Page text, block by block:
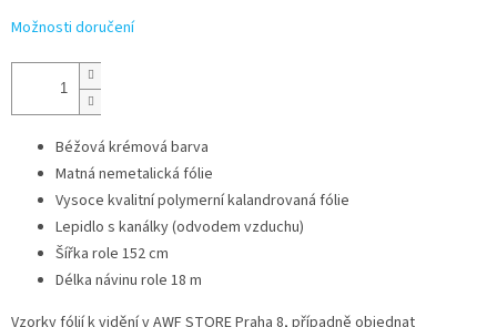
Možnosti doručení
Béžová krémová barva
Matná nemetalická fólie
Vysoce kvalitní polymerní kalandrovaná fólie
Lepidlo s kanálky (odvodem vzduchu)
Šířka role 152 cm
Délka návinu role 18 m